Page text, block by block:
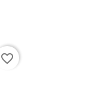
favorite_border